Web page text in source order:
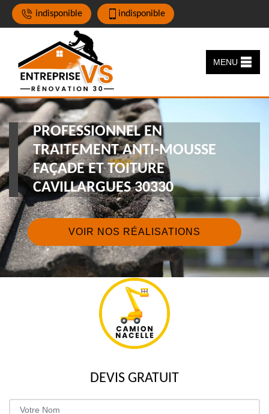
indisponible indisponible
MENU
PROFESSIONNEL EN
TRAITEMENT ANTI-MOUSSE
FAÇADE ET TOITURE
CAVILLARGUES 30330
VOIR NOS RÉALISATIONS
DEVIS GRATUIT